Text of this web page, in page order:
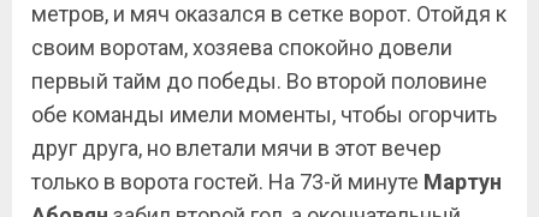
метров, и мяч оказался в сетке ворот. Отойдя к
своим воротам, хозяева спокойно довели
первый тайм до победы. Во второй половине
обе команды имели моменты, чтобы огорчить
друг друга, но влетали мячи в этот вечер
только в ворота гостей. На 73-й минуте Мартун